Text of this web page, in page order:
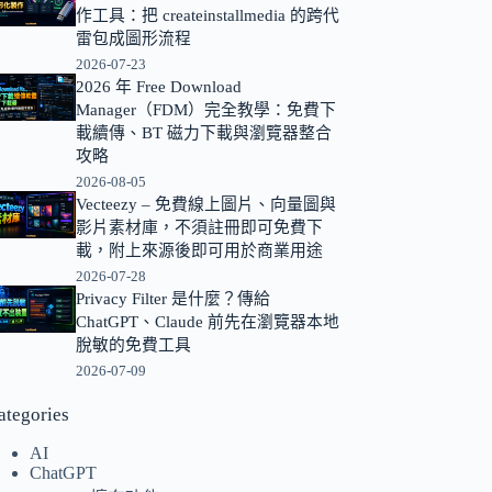
作工具：把 createinstallmedia 的跨代
雷包成圖形流程
2026-07-23
2026 年 Free Download
Manager（FDM）完全教學：免費下
載續傳、BT 磁力下載與瀏覽器整合
攻略
2026-08-05
Vecteezy – 免費線上圖片、向量圖與
影片素材庫，不須註冊即可免費下
載，附上來源後即可用於商業用途
2026-07-28
Privacy Filter 是什麼？傳給
ChatGPT、Claude 前先在瀏覽器本地
脫敏的免費工具
2026-07-09
AI
ChatGPT